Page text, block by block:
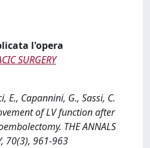
l'opera
SURGERY
E., Capannini, G., Sassi, C.
of LV function after
THE ANNALS
70(3), 961-963